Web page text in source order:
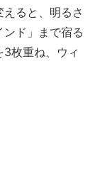
ると、明るさ
ド」まで宿る
枚重ね、ウィ